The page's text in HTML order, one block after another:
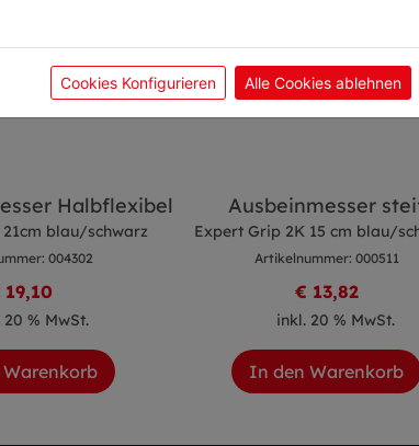
Halbflexibel
blau/schwarz
004302
19,10
20 % MwSt.
Ausbeinmesser
Expert Grip 2K 15 cm blau/
Artikelnummer: 000511
€ 13,82
inkl. 20 % MwSt.
In den Warenkorb
Cookies Konfigurieren Alle Cookies ablehnen